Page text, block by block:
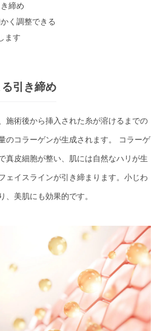
締め
く調整できる
ます
引き締め
施術後から挿入された糸が溶けるまでの
のコラーゲンが生成されます。 コラーゲ
真皮細胞が整い、肌には自然なハリが生
ェイスラインが引き締まります。小じわ
、美肌にも効果的です。